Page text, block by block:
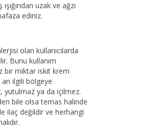
uzak ve ağzı
ediniz.
olan kullanıcılarda
Bunu kullanım
bir miktar iskit krem
ilgili bölgeye
yutulmaz ya da içilmez.
bile olsa temas halinde
ilaç değildir ve herhangi